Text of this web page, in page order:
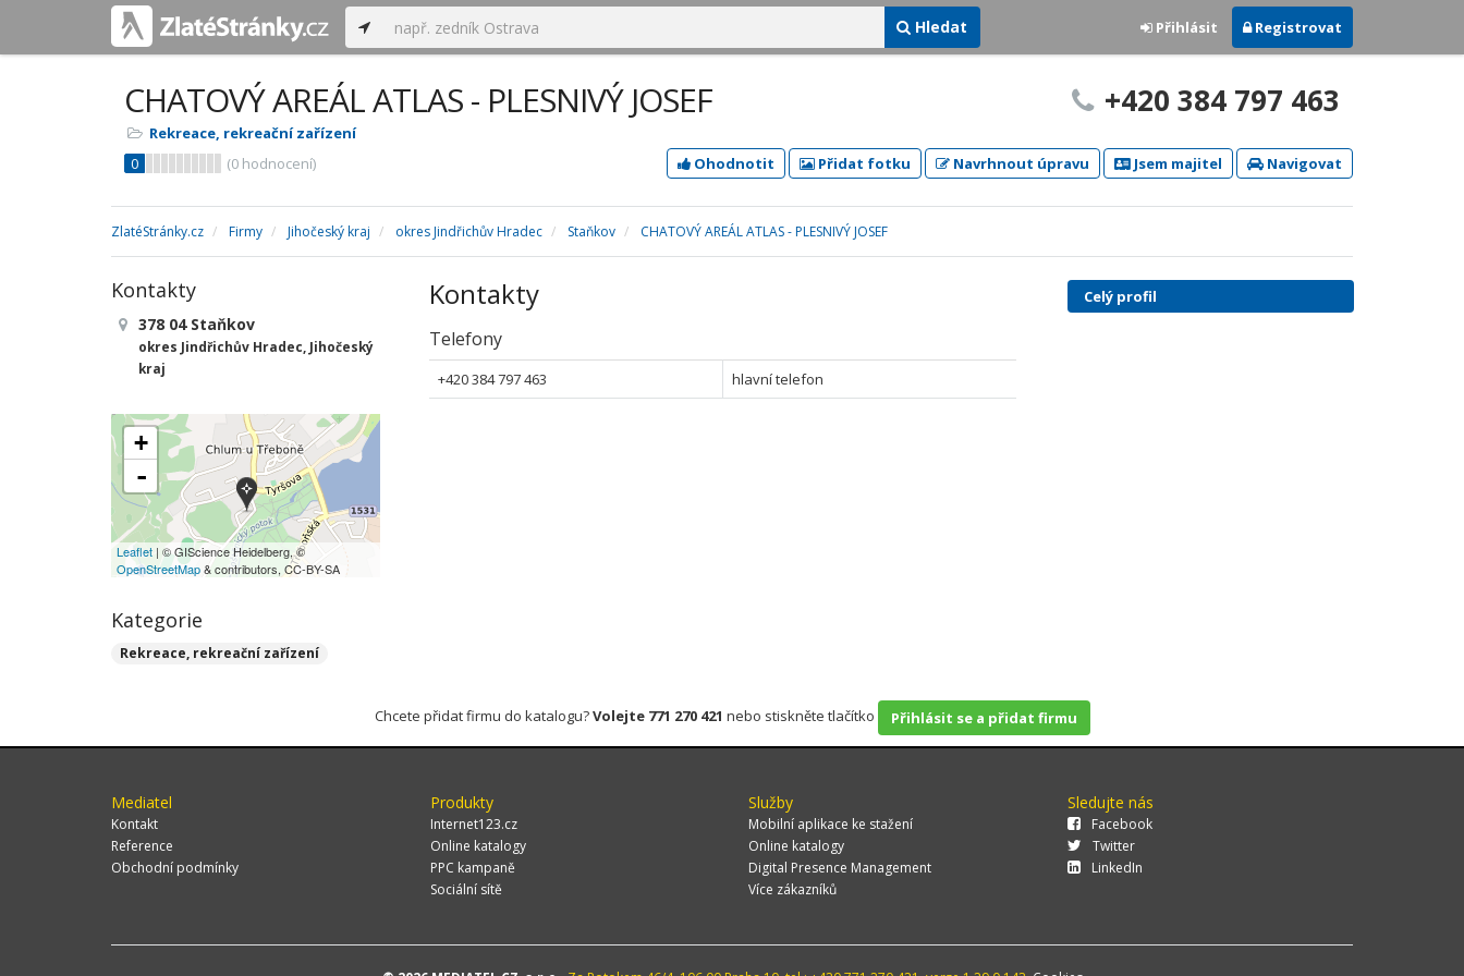
Hledat Přihlásit Registrovat
CHATOVÝ AREÁL ATLAS - PLESNIVÝ JOSEF
Rekreace, rekreační zařízení
0
(0 hodnocení)
+420 384 797 463
Ohodnotit Přidat fotku Navrhnout úpravu Jsem majitel Navigovat
ZlatéStránky.cz Firmy Jihočeský kraj okres Jindřichův Hradec Staňkov CHATOVÝ AREÁL ATLAS - PLESNIVÝ JOSEF
Kontakty
Telefony
+420 384 797 463 hlavní telefon
Kontakty
378 04 Staňkov
okres Jindřichův Hradec, Jihočeský
kraj
+
-
Leaflet | © GIScience Heidelberg, ©
OpenStreetMap& contributors, CC-BY-SA
Kategorie
Rekreace, rekreační zařízení
Celý profil
Chcete přidat firmu do katalogu?Volejte 771 270 421 nebo stiskněte tlačítko Přihlásit se a přidat firmu
Mediatel
Kontakt
Reference
Obchodní podmínky
Produkty
Internet123.cz
Online katalogy
PPC kampaně
Sociální sítě
Služby
Mobilní aplikace ke stažení
Online katalogy
Digital Presence Management
Více zákazníků
Sledujte nás
Facebook
Twitter
LinkedIn